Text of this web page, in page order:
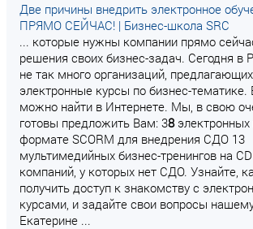
Две причины внедрить электронное
ПРЯМО СЕЙЧАС! | Бизнес-школа SRC
... которые нужны компании прямо
решения своих бизнес-задач. Сегодня в
не так много организаций,
электронные курсы по бизнес-тематике.
можно найти в Интернете. Мы, в свою
готовы предложить Вам: 38электронных
формате SCORM для внедрения СДО 13
мультимедийных бизнес-тренингов на
компаний, у которых нет СДО. Узнайте,
получить доступ к знакомству с
курсами, и задайте свои вопросы
Екатерине ...